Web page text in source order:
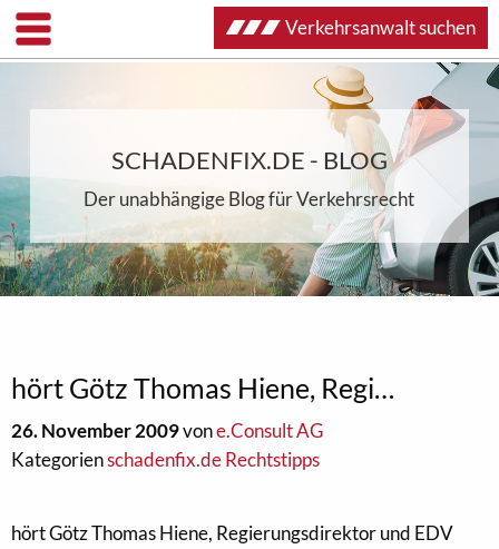
SCHADENFIX.DE - BLOG
Der unabhängige Blog für Verkehrsrecht
hört Götz Thomas Hiene, Regi…
26. November 2009vone.Consult AG
Kategorienschadenfix.de Rechtstipps
hört Götz Thomas Hiene, Regierungsdirektor und EDV
Verkehrsanwalt suchen